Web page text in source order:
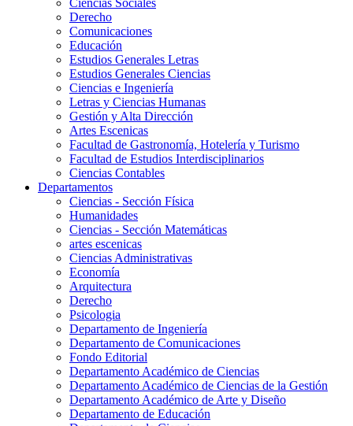
Ciencias Sociales
Derecho
Comunicaciones
Educación
Estudios Generales Letras
Estudios Generales Ciencias
Ciencias e Ingeniería
Letras y Ciencias Humanas
Gestión y Alta Dirección
Artes Escenicas
Facultad de Gastronomía, Hotelería y Turismo
Facultad de Estudios Interdisciplinarios
Ciencias Contables
Departamentos
Ciencias - Sección Física
Humanidades
Ciencias - Sección Matemáticas
artes escenicas
Ciencias Administrativas
Economía
Arquitectura
Derecho
Psicologia
Departamento de Ingeniería
Departamento de Comunicaciones
Fondo Editorial
Departamento Académico de Ciencias
Departamento Académico de Ciencias de la Gestión
Departamento Académico de Arte y Diseño
Departamento de Educación